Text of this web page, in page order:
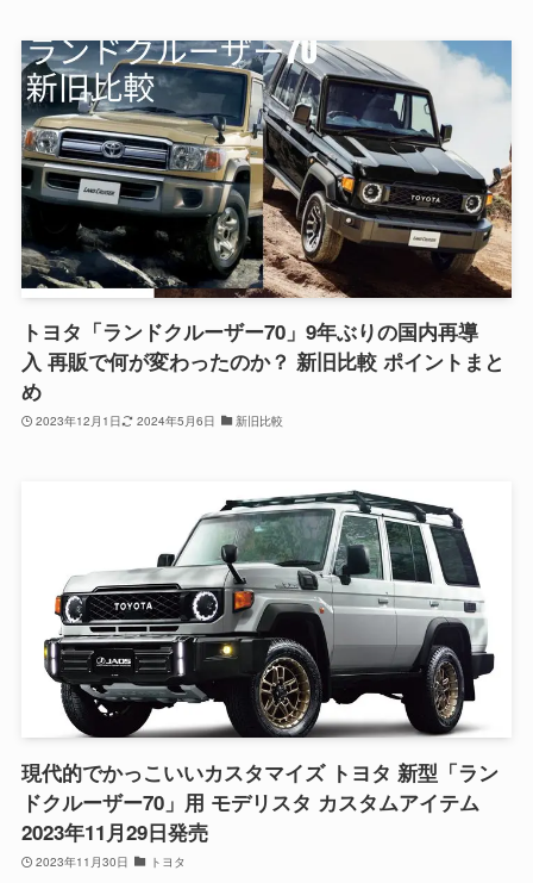
トヨタ「ランドクルーザー70」9年ぶりの国内再導
入 再販で何が変わったのか？ 新旧比較 ポイントまと
め
2023年12月1日 2024年5月6日 新旧比較
現代的でかっこいいカスタマイズ トヨタ 新型「ラン
ドクルーザー70」用 モデリスタ カスタムアイテム
2023年11月29日発売
2023年11月30日 トヨタ